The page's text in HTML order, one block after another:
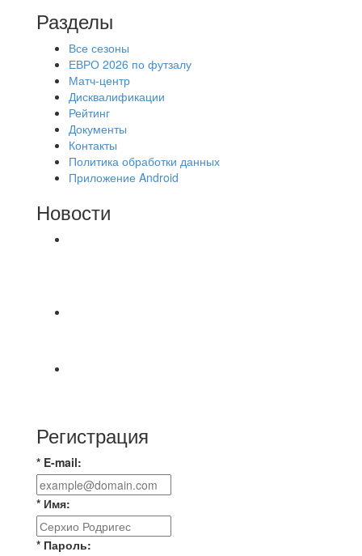
Разделы
Все сезоны
ЕВРО 2026 по футзалу
Матч-центр
Дисквалификации
Рейтинг
Документы
Контакты
Политика обработки данных
Приложение Android
Новости
Регистрация
* E-mail:
* Имя:
* Пароль: